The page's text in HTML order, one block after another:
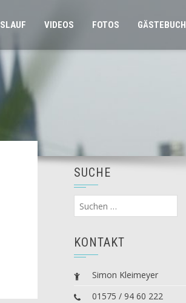
VIDEOS FOTOS GÄSTEBUCH
SUCHE
Suchen
nach:
KONTAKT
Simon Kleimeyer
01575 / 94 60 222